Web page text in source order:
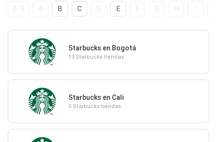
B C E
Starbucks en Bogotá
13 Starbucks tiendas
Starbucks en Cali
5 Starbucks tiendas